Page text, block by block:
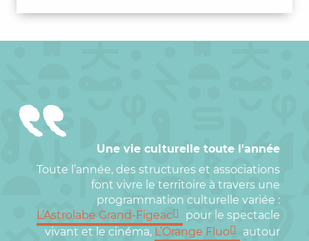
Une vie culturelle toute l'année
Toute l’année, des structures et associations
font vivre le territoire à travers une
programmation culturelle variée :
L’Astrolabe Grand-Figeac
pour le spectacle
vivant et le cinéma, L’Orange Fluo
autour